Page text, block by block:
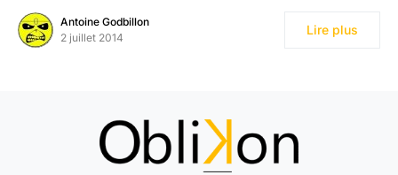
Antoine Godbillon
2 juillet 2014
Lire plus